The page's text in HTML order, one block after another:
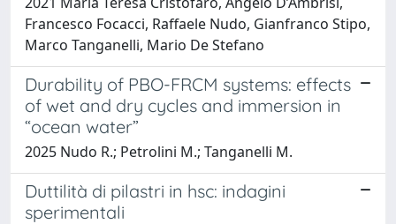
Francesco Focacci, Raffaele Nudo, Gianfranco Stipo,
Marco Tanganelli, Mario De Stefano
Durability of PBO-FRCM systems: effects
of wet and dry cycles and immersion in
“ocean water”
2025 Nudo R.; Petrolini M.; Tanganelli M.
Duttilità di pilastri in hsc: indagini
sperimentali